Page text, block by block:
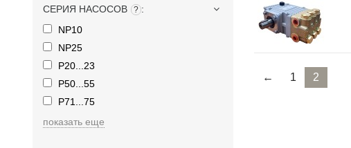
СЕРИЯ НАСОСОВ ? :
NP10
NP25
P20...23
P50...55
P71...75
показать еще
← 1 2